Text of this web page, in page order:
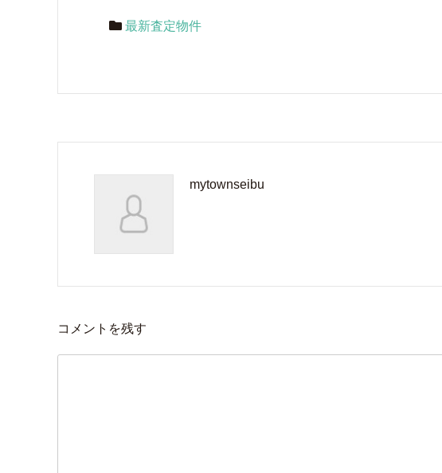
最新査定物件
mytownseibu
コメントを残す